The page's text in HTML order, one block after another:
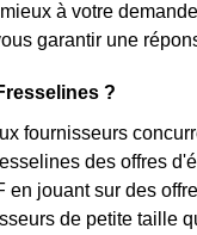
à votre
garantir une
?
fournisseurs
des offres
jouant sur des
de petite taille